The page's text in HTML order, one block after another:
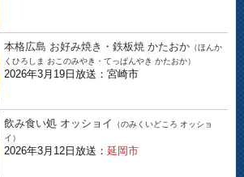
本格広島 お好み焼き・鉄板焼 かたおか （ほんか
くひろしま おこのみやき・てっぱんやき かたおか）
2026年3月19日放送：宮崎市
飲み食い処 オッショイ
（のみくいどころ オッショ
イ）
2026年3月12日放送： 延岡市